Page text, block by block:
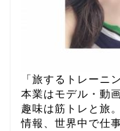
「旅するトレーニ
本業はモデル・動
趣味は筋トレと旅
情報、世界中で仕